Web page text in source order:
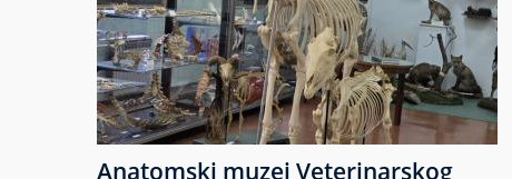
Anatomski muzej Veterinarskog